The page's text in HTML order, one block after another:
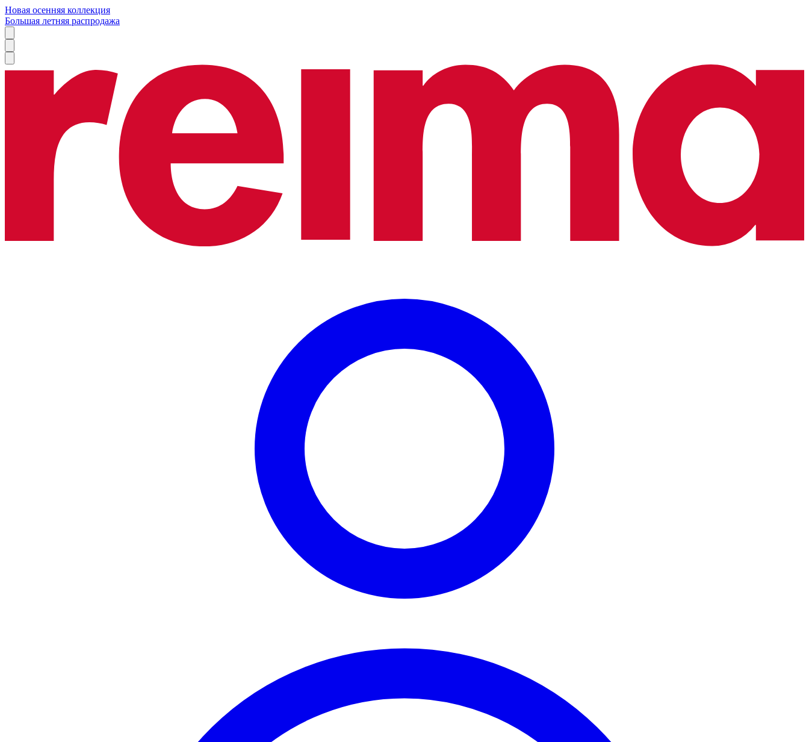
Новая осенняя коллекция
Большая летняя распродажа